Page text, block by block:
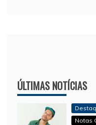
ÚLTIMAS NOTÍCIAS
Notas